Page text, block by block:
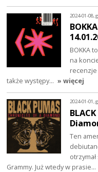
2024-01-08,
BOKKA
na
także występy… » więcej
2024-01-01,
Ten
Grammy. Już wtedy w prasie…